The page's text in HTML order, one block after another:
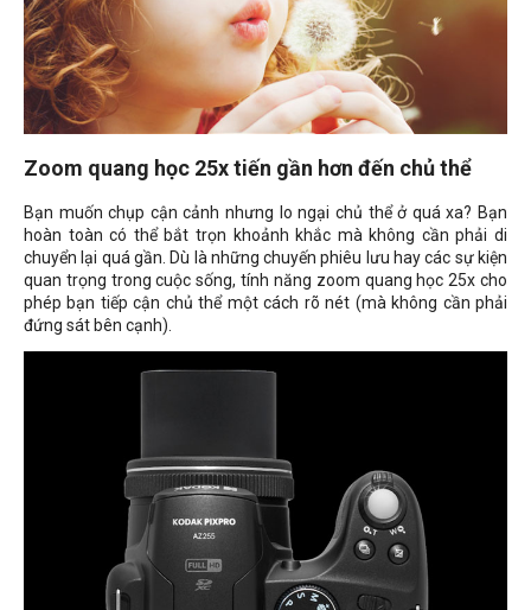
Zoom quang học 25x tiến gần hơn đến chủ thể
Bạn muốn chụp cận cảnh nhưng lo ngại chủ thể ở quá xa? Bạn
hoàn toàn có thể bắt trọn khoảnh khắc mà không cần phải di
chuyển lại quá gần. Dù là những chuyến phiêu lưu hay các sự kiện
quan trọng trong cuộc sống, tính năng zoom quang học 25x cho
phép bạn tiếp cận chủ thể một cách rõ nét (mà không cần phải
đứng sát bên cạnh).